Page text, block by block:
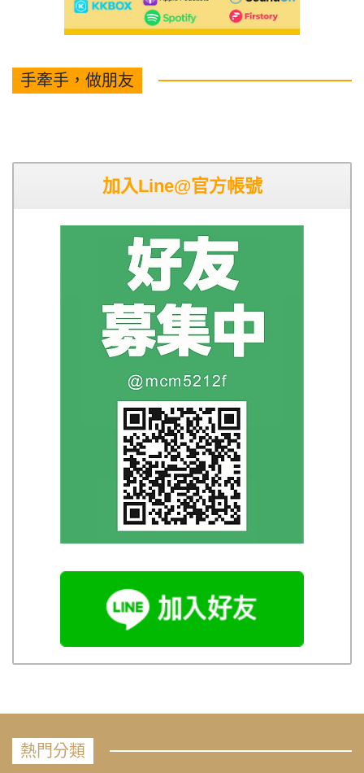
手牽手，做朋友
加入Line@官方帳號
熱門分類